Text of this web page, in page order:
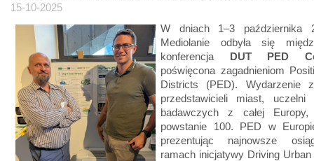
15-10-2025
W dniach 1–3 października
Mediolanie odbyła się
konferencja DUT PED
poświęcona zagadnieniom
Districts (PED). Wydarzenie
przedstawicieli miast, uczelni
badawczych z całej Europy,
powstanie 100. PED w
prezentując najnowsze
ramach inicjatywy Driving Urban